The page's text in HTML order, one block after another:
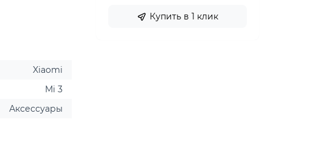
Xiaomi
Mi 3
Аксессуары
Купить в 1 клик